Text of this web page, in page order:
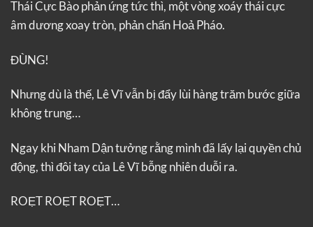
Thái Cực Bào phản ứng tức thì, một vòng xoáy thái cực
âm dương xoay tròn, phản chấn Hoả Pháo.
ĐÙNG!
Nhưng dù là thế, Lê Vĩ vẫn bị đẩy lùi hàng trăm bước giữa
không trung…
Ngay khi Nham Dận tưởng rằng mình đã lấy lại quyền chủ
động, thì đôi tay của Lê Vĩ bỗng nhiên duỗi ra.
ROẸT ROẸT ROẸT…